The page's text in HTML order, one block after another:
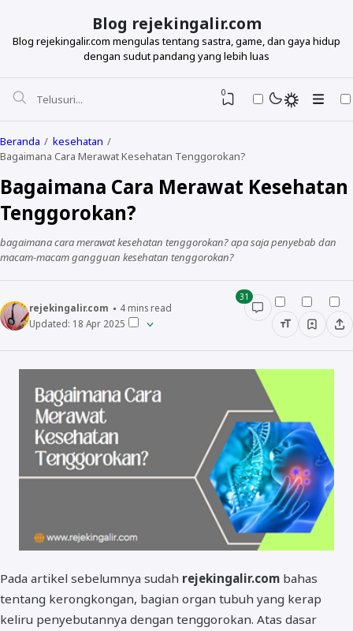
Blog rejekingalir.com
Blog rejekingalir.com mengulas tentang sastra, game, dan gaya hidup
dengan sudut pandang yang lebih luas
0
Beranda
kesehatan
Bagaimana Cara Merawat Kesehatan Tenggorokan?
Bagaimana Cara Merawat Kesehatan
Tenggorokan?
bagaimana cara merawat kesehatan tenggorokan? apa saja penyebab dan
macam-macam gangguan kesehatan tenggorokan?
rejekingalir.com 4mins read
Updated: 18 Apr 2025
31
Pada artikel sebelumnya sudah rejekingalir.com bahas
tentang kerongkongan, bagian organ tubuh yang kerap
keliru penyebutannya dengan tenggorokan. Atas dasar